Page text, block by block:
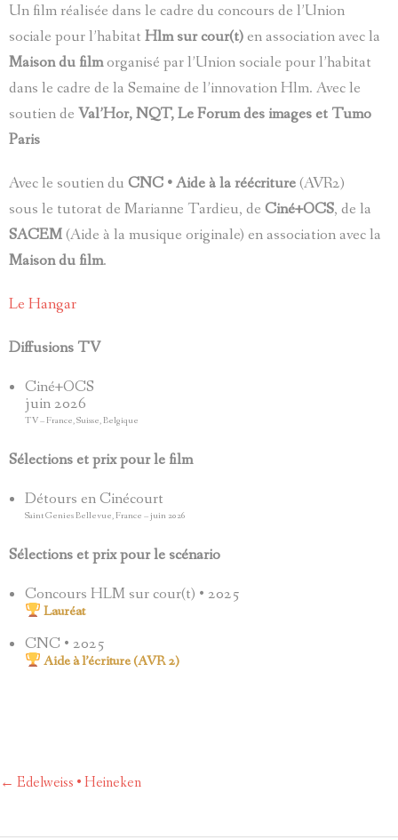
Un film réalisée dans le cadre du concours de l’Union
sociale pour l’habitat Hlm sur cour(t)en association avec la
Maison du filmorganisé par l’Union sociale pour l’habitat
dans le cadre de la Semaine de l’innovation Hlm. Avec le
soutien de Val’Hor, NQT, Le Forum des images et Tumo
Paris
Avec le soutien du CNC • Aide à la réécriture(AVR2)
sous le tutorat de Marianne Tardieu, de Ciné+OCS, de la
SACEM(Aide à la musique originale) en association avec la
Maison du film.
Le Hangar
Diffusions TV
Ciné+OCS
juin 2026
TV – France, Suisse, Belgique
Sélections et prix pour le film
Détours en Cinécourt
Saint Genies Bellevue, France – juin 2026
Sélections et prix pour le scénario
Concours HLM sur cour(t) • 2025
Lauréat
CNC • 2025
Aide à l’écriture (AVR 2)
Post
← Edelweiss • Heineken